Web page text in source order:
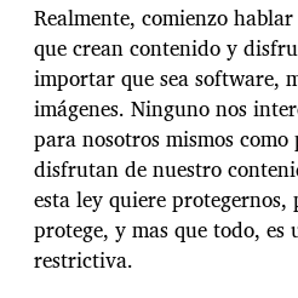
Realmente, comienzo
que crean contenido y
importar que sea software,
imágenes. Ninguno nos
para nosotros mismos
disfrutan de nuestro
esta ley quiere protegernos,
protege, y mas que todo, es
restrictiva.